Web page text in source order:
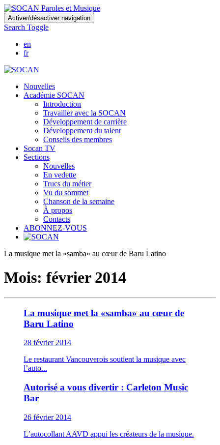
Skip
to
main
content
Activer/désactiver navigation
Search Toggle
en
fr
Nouvelles
Académie SOCAN
Introduction
Travailler avec la SOCAN
Développement de carrière
Développement du talent
Conseils des membres
Socan TV
Sections
Nouvelles
En vedette
Trucs du métier
Vu du sommet
Chanson de la semaine
À propos
Contacts
ABONNEZ-VOUS
La musique met la «samba» au cœur de Baru Latino
Mois: février 2014
La musique met la «samba» au cœur de
Baru Latino
28 février 2014
Le restaurant Vancouverois soutient la musique avec
l’auto...
Autorisé a vous divertir : Carleton Music
Bar
26 février 2014
L’autocollant AAVD appui les créateurs de la musique.